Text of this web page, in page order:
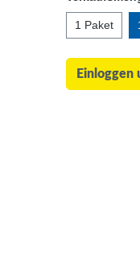
1 Paket
Einloggen